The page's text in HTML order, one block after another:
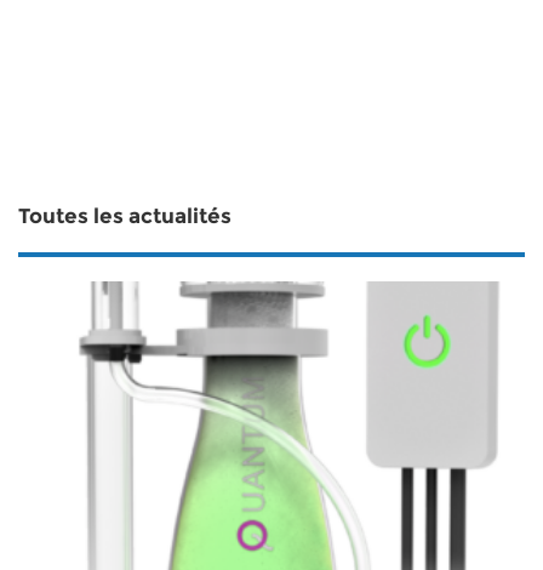
Toutes les actualités